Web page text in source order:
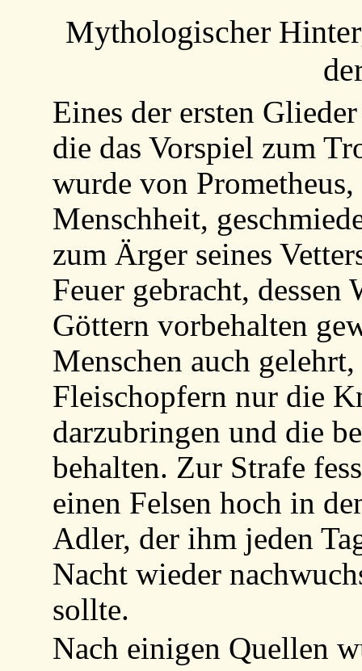
Mythologischer
Eines der ersten
die das Vorspiel zum
wurde von
Menschheit,
zum Ärger seines
Feuer gebracht,
Göttern vorbehalten
Menschen auch
Fleischopfern nur die
darzubringen und die
behalten. Zur Strafe
einen Felsen hoch in
Adler, der ihm jeden
Nacht wieder
sollte.
Nach einigen Quellen